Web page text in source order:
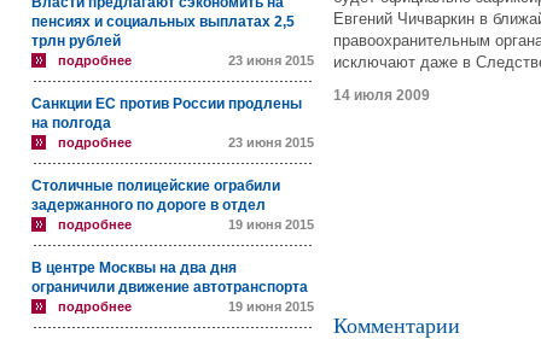
пенсиях и социальных выплатах 2,5
трлн рублей
подробнее 23 июня 2015
Санкции ЕС против России продлены
на полгода
подробнее 23 июня 2015
Столичные полицейские ограбили
задержанного по дороге в отдел
подробнее 19 июня 2015
В центре Москвы на два дня
ограничили движение автотранспорта
подробнее 19 июня 2015
Евгений Чичваркин в
правоохранительным
исключают даже в
14 июля 2009
Комментарии